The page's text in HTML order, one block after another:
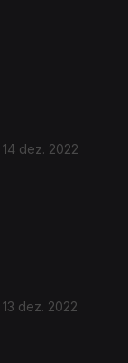
14 dez. 2022
13 dez. 2022